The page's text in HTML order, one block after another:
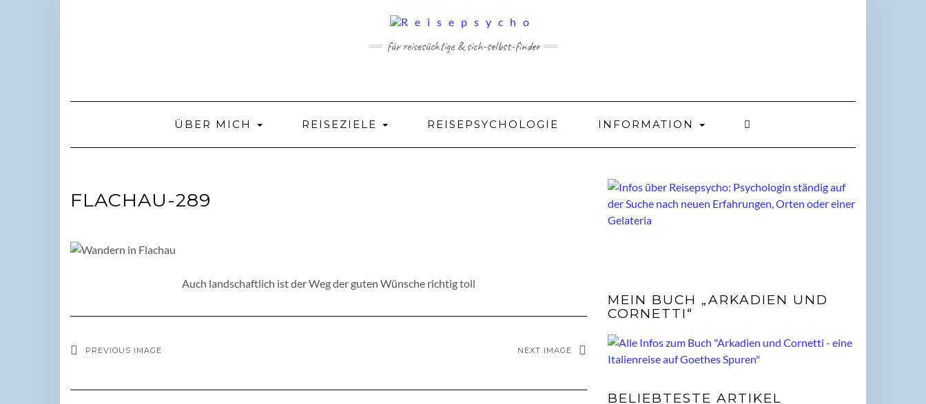
für reisesüchtige & sich-selbst-finder
ÜBER MICH REISEZIELE REISEPSYCHOLOGIE INFORMATION
FLACHAU-289
Auch landschaftlich ist der Weg der guten Wünsche richtig toll
PREVIOUS IMAGE NEXT IMAGE
MEIN BUCH „ARKADIEN UND
CORNETTI“
BELIEBTESTE ARTIKEL